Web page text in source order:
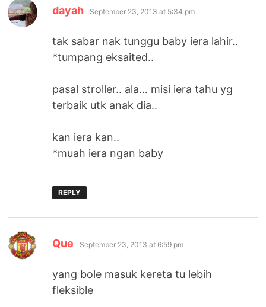
dayah says:
September 23, 2013 at 5:34 pm
tak sabar nak tunggu baby iera lahir..
*tumpang eksaited..
pasal stroller.. ala… misi iera tahu yg
terbaik utk anak dia..
kan iera kan..
*muah iera ngan baby
REPLY
Que says:
September 23, 2013 at 6:59 pm
yang bole masuk kereta tu lebih
fleksible